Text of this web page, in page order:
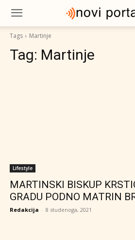
Tags Martinje
Tag: Martinje
Lifestyle
MARTINSKI BISKUP
GRADU PODNO MATRIN
Redakcija - 8 studenoga, 2021